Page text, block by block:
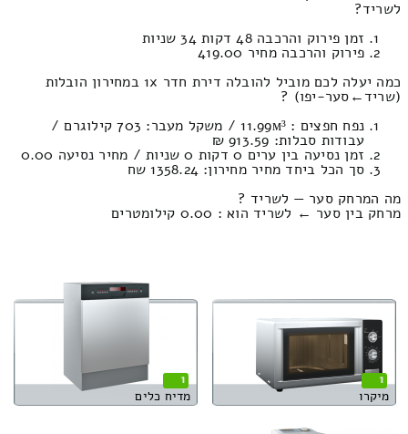
לשריד?
זמן פירוק והרכבה 48 דקות 34 שניות
פירוק והרכבה מחיר 419.00
כמה יעלה לכם מוביל להובלה דירת חדר 1x במחירון הובלות
(שריד‎←‏סער-יפו) ?
נפח חפצים : 11.99м³ / משקל מעבר: 703 קילוגרם /
עבודות סבלות: 913.59 ₪
זמן נסיעה בין ערים 0 דקות 0 שניות / מחיר נסיעה 0.00
סך הכל ביחד מחיר מחירון: 1358.24 שח
מה המרחק סער — לשריד ?
מרחק בין סער ← לשריד הוא : 0.00 קילומטרים
1
מיקרו
1
מדיח כלים